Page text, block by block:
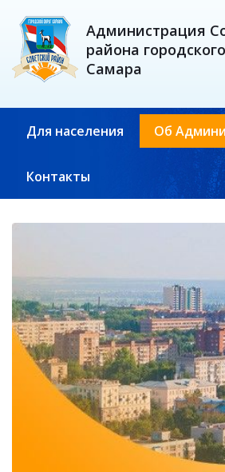
Администрация
района
Самара
Для населения Об
Контакты